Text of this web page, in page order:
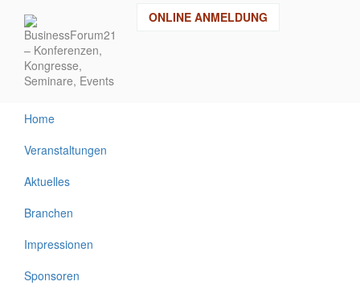
Inhalt
ONLINE ANMELDUNG
Home
Veranstaltungen
Aktuelles
Branchen
Impressionen
Sponsoren